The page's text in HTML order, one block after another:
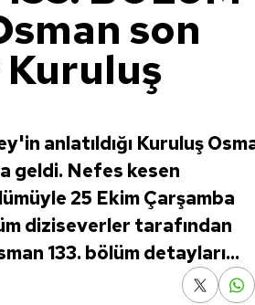
son
anlatıldığı Kuruluş
geldi. Nefes kesen
25 Ekim Çarşamba
diziseverler tarafından
133. bölüm detayları...